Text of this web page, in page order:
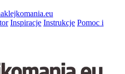
Inspiracje Instrukcje Pomoc i